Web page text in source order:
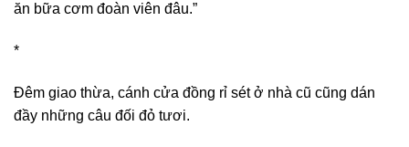
ăn bữa cơm đoàn viên đâu.”
*
Đêm giao thừa, cánh cửa đồng rỉ sét ở nhà cũ cũng dán
đầy những câu đối đỏ tươi.